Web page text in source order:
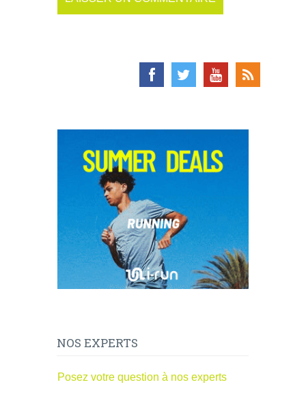
NOS EXPERTS
Posez votre question à nos experts